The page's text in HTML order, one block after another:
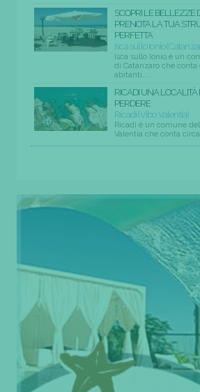
SCOPRI LE BELLEZZE
PRENOTA LA TUA
PERFETTA
Isca sullo Ionio
Isca sullo Ionio è un
di Catanzaro che conta
abitanti....
RICADI UNA
PERDERE
Ricadi (Vibo Valentia)
Ricadi è un comune
Valentia che conta